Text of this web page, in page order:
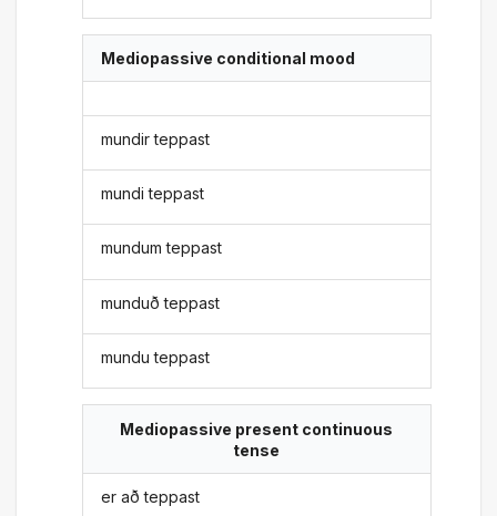
Mediopassive conditional mood
mundir teppast
mundi teppast
mundum teppast
munduð teppast
mundu teppast
Mediopassive present continuous
tense
er að teppast